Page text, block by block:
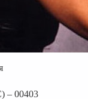
– 00403